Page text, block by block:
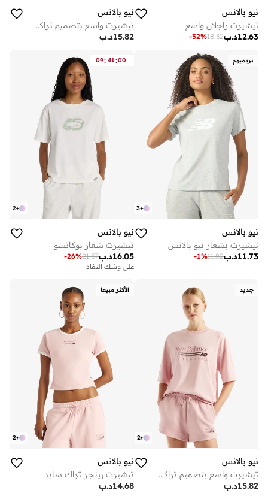
نيو بالانس
تيشيرت راجلان واسع
د.ب12.63
18.32
-32%
نيو بالانس
تيشيرت واسع بتصميم تراكسيد
د.ب15.82
بريميوم
+
3
نيو بالانس
تيشيرت بشعار نيو بالانس
د.ب11.73
11.82
-1%
09: 41:00
+
2
نيو بالانس
تيشيرت شعار بوكاتسو
د.ب16.05
21.57
-26%
على وشك النفاد
جديد
+
2
نيو بالانس
تيشيرت واسع بتصميم تراكسيد
د.ب15.82
الأكثر مبيعا
+
2
نيو بالانس
تيشيرت رينجر تراك سايد
د.ب14.68